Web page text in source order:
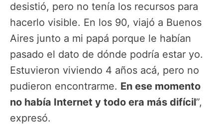
desistió, pero no tenía los recursos para
hacerlo visible. En los 90, viajó a Buenos
Aires junto a mi papá porque le habían
pasado el dato de dónde podría estar yo.
Estuvieron viviendo 4 años acá, pero no
pudieron encontrarme. En ese momento
no había Internet y todo era más difícil”,
expresó.